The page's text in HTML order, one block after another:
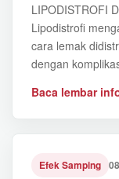
LIPODISTROFI
Lipodistrofi
cara lemak
dengan
Baca lembar
Efek Samping